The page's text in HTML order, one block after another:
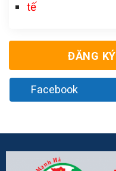
tế
ĐĂNG
Facebook